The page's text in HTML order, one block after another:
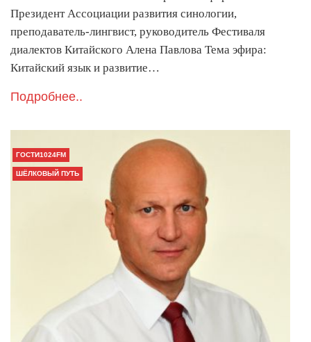
Президент Ассоциации развития синологии,
преподаватель-лингвист, руководитель Фестиваля
диалектов Китайского Алена Павлова Тема эфира:
Китайский язык и развитие…
Подробнее..
ГОСТИ1024FM
ШЁЛКОВЫЙ ПУТЬ